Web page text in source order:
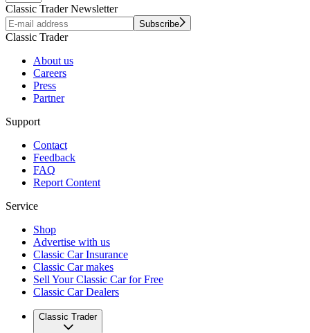
Classic Trader Newsletter
Subscribe
Classic Trader
About us
Careers
Press
Partner
Support
Contact
Feedback
FAQ
Report Content
Service
Shop
Advertise with us
Classic Car Insurance
Classic Car makes
Sell Your Classic Car for Free
Classic Car Dealers
Classic Trader